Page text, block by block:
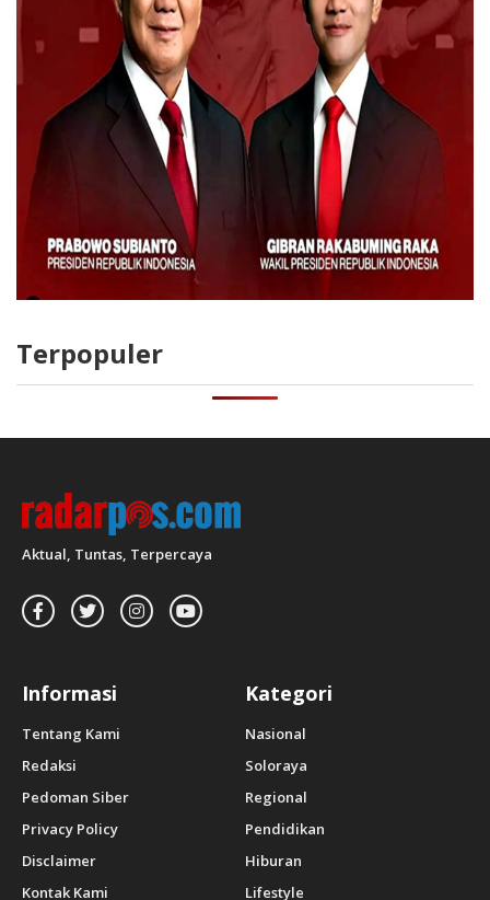
Terpopuler
Aktual, Tuntas, Terpercaya
Informasi
Tentang Kami
Redaksi
Pedoman Siber
Privacy Policy
Disclaimer
Kontak Kami
Kategori
Nasional
Soloraya
Regional
Pendidikan
Hiburan
Lifestyle